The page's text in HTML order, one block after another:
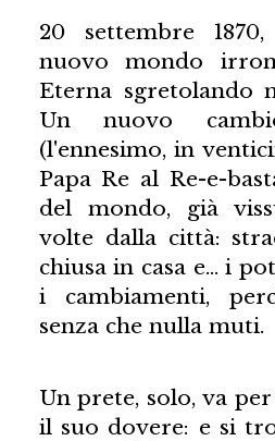
20 settembre
nuovo mondo
Eterna sgretolando
Un nuovo
(l'ennesimo, in
Papa Re al Re-e-
del mondo, già
volte dalla città:
chiusa in casa e… i
i cambiamenti,
senza che nulla muti.
Un prete, solo, va
il suo dovere: e si